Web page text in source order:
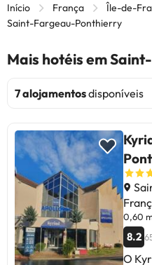
Início França Île-de-
Saint-Fargeau-Ponthierry
Mais hotéis em
7 alojamentosdisponíveis
0,60
8.2
O